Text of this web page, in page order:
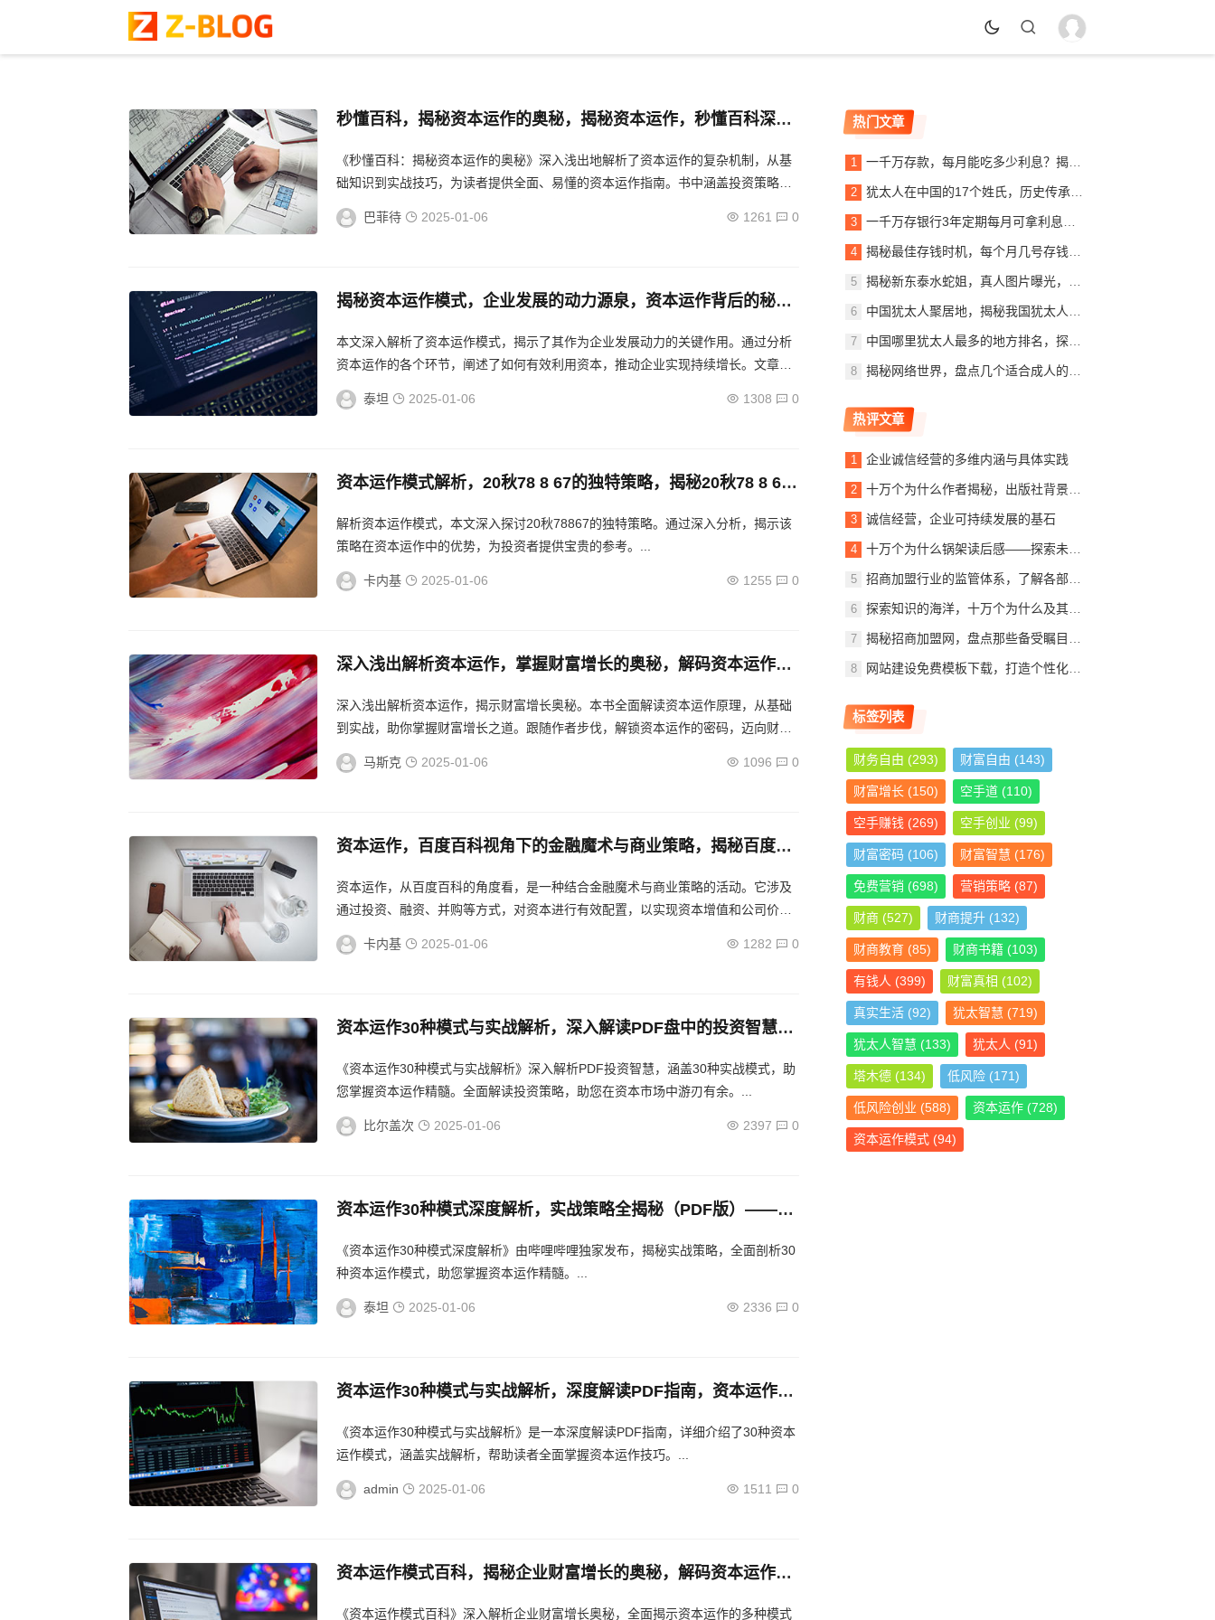
秒懂百科，揭秘资本运作的奥秘，揭秘资本运作，秒懂百科深度
《秒懂百科：揭秘资本运作的奥秘》深入浅出地解析了资本运作的复杂机制，从基
础知识到实战技巧，为读者提供全面、易懂的资本运作指南。书中涵盖投资策略、
风险控制、市场分析等多方面内容，助您快速掌握资本运作的精髓。...
巴菲待
2025-01-06 1261 0
揭秘资本运作模式，企业发展的动力源泉，资本运作背后的秘
本文深入解析了资本运作模式，揭示了其作为企业发展动力的关键作用。通过分析
资本运作的各个环节，阐述了如何有效利用资本，推动企业实现持续增长。文章为
读者提供了全面理解资本运作和企业发展的新视角。...
泰坦
2025-01-06 1308 0
资本运作模式解析，20秋78 8 67的独特策略，揭秘20秋78 8 67
解析资本运作模式，本文深入探讨20秋78867的独特策略。通过深入分析，揭示该
策略在资本运作中的优势，为投资者提供宝贵的参考。...
卡内基 2025-01-06 1255 0
深入浅出解析资本运作，掌握财富增长的奥秘，解码资本运作，
深入浅出解析资本运作，揭示财富增长奥秘。本书全面解读资本运作原理，从基础
到实战，助你掌握财富增长之道。跟随作者步伐，解锁资本运作的密码，迈向财富
自由之路。...
马斯克
2025-01-06 1096 0
资本运作，百度百科视角下的金融魔术与商业策略，揭秘百度百
资本运作，从百度百科的角度看，是一种结合金融魔术与商业策略的活动。它涉及
通过投资、融资、并购等方式，对资本进行有效配置，以实现资本增值和公司价值
最大化。这一过程既包括复杂的金融操作，也涉及精妙的商业决策，旨在为企业带
来可...
卡内基 2025-01-06 1282 0
资本运作30种模式与实战解析，深入解读PDF盘中的投资智慧，
《资本运作30种模式与实战解析》深入解析PDF投资智慧，涵盖30种实战模式，助
您掌握资本运作精髓。全面解读投资策略，助您在资本市场中游刃有余。...
比尔盖次 2025-01-06 2397 0
资本运作30种模式深度解析，实战策略全揭秘（PDF版）——哔
《资本运作30种模式深度解析》由哔哩哔哩独家发布，揭秘实战策略，全面剖析30
种资本运作模式，助您掌握资本运作精髓。...
泰坦 2025-01-06 2336 0
资本运作30种模式与实战解析，深度解读PDF指南，资本运作30
《资本运作30种模式与实战解析》是一本深度解读PDF指南，详细介绍了30种资本
运作模式，涵盖实战解析，帮助读者全面掌握资本运作技巧。...
admin 2025-01-06 1511 0
资本运作模式百科，揭秘企业财富增长的奥秘，解码资本运作，
《资本运作模式百科》深入解析企业财富增长奥秘，全面揭示资本运作的多种模式
热门文章
一千万存款，每月能吃多少利息？揭秘银行利息收入背后的秘密
犹太人在中国的17个姓氏，历史传承与文化交融，犹太人在中国的姓氏传承与文化交融概览
一千万存银行3年定期每月可拿利息多少？详解定期存款收益计算
揭秘最佳存钱时机，每个月几号存钱最划算？
揭秘新东泰水蛇姐，真人图片曝光，美貌与实力并存
中国犹太人聚居地，揭秘我国犹太人最多的城市，中国犹太人聚居地探秘，揭秘我国犹太人口最多的城市
中国哪里犹太人最多的地方排名，探寻东方的以色列社区，东方犹太人聚集地，中国犹太人数量最多地区揭秘
揭秘网络世界，盘点几个适合成人的优质网站推荐
热评文章
企业诚信经营的多维内涵与具体实践
十万个为什么作者揭秘，出版社背景、内容简介及读者观后感
诚信经营，企业可持续发展的基石
十万个为什么锅架读后感——探索未知，启迪智慧
招商加盟行业的监管体系，了解各部门的职责与作用
探索知识的海洋，十万个为什么及其作者与出版社的故事
揭秘招商加盟网，盘点那些备受瞩目的加盟公司
网站建设免费模板下载，打造个性化网站，轻松入门指南
标签列表
财务自由 (293) 财富自由 (143)
财富增长 (150) 空手道 (110)
空手赚钱 (269) 空手创业 (99)
财富密码 (106) 财富智慧 (176)
免费营销 (698) 营销策略 (87)
财商 (527) 财商提升 (132)
财商教育 (85) 财商书籍 (103)
有钱人 (399) 财富真相 (102)
真实生活 (92) 犹太智慧 (719)
犹太人智慧 (133) 犹太人 (91)
塔木德 (134) 低风险 (171)
低风险创业 (588) 资本运作 (728)
资本运作模式 (94)